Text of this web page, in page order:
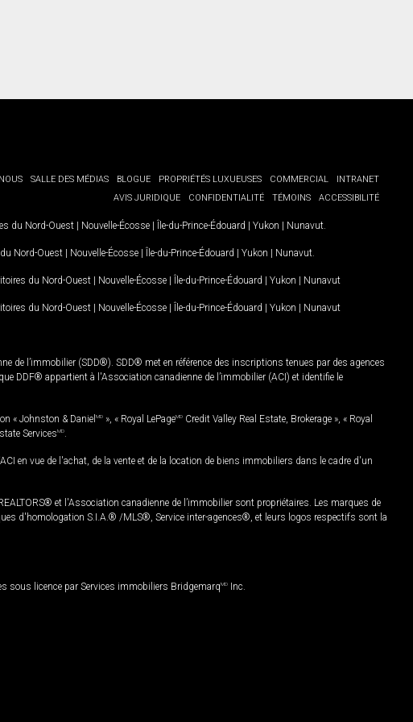
SALLE DES MÉDIAS BLOGUE PROPRIÉTÉS LUXUEUSES COMMERCIAL
INTRANET
AVIS JURIDIQUE
CONFIDENTIALITÉ TÉMOINS ACCESSIBILITÉ
du Nord-Ouest | Nouvelle-Écosse | Île-du-Prince-Édouard | Yukon | Nunavut
Nord-Ouest | Nouvelle-Écosse | Île-du-Prince-Édouard | Yukon | Nunavut
du Nord-Ouest | Nouvelle-Écosse | Île-du-Prince-Édouard | Yukon | Nunavut
du Nord-Ouest | Nouvelle-Écosse | Île-du-Prince-Édouard | Yukon | Nunavut
de l’immobilier (SDD®). SDD® met en référence des inscriptions tenues par des agences
DDF® appartient à l'Association canadienne de l’immobilier (ACI) et identifie le
« Johnston & Daniel MD », « Royal LePageMD Credit Valley Real Estate, Brokerage », « Royal
ServicesMD
en vue de l'achat, de la vente et de la location de biens immobiliers dans le cadre d'un
et l'Association canadienne de l’immobilier sont propriétaires. Les marques de
d'homologation S.I.A.® /MLS®, Service inter-agences®, et leurs logos respectifs sont la
sous licence par Services immobiliers BridgemarqMD Inc.